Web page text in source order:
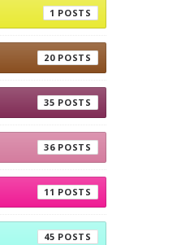
1
20
35
36
11
45